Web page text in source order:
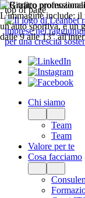
top of page
Chi siamo
Team
Team
Valore per te
Cosa facciamo